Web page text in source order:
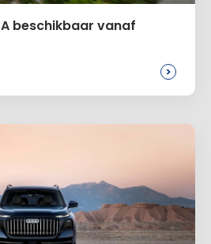
beschikbaar vanaf
>